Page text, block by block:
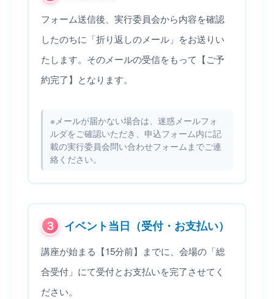
フォーム送信後、実行委員会から内容を確認
したのちに「折り返しのメール」をお送りい
たします。そのメールの受信をもって【ご予
約完了】となります。
※メールが届かない場合は、迷惑メールフォ
ルダをご確認いただき、申込フォーム内に記
載の実行委員会問い合わせフォームまでご連
絡ください。
３ イベント当日（受付・お支払い）
講座が始まる【15分前】までに、会場の「総
合受付」にて受付とお支払いを完了させてく
ださい。